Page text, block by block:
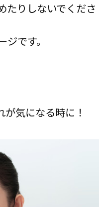
たりしないでくださ
です。
気になる時に！